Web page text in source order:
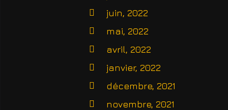
juin, 2022
mai, 2022
avril, 2022
janvier, 2022
décembre, 2021
novembre, 2021